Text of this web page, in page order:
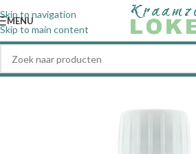
Skip to navigation
Skip to main content
MENU